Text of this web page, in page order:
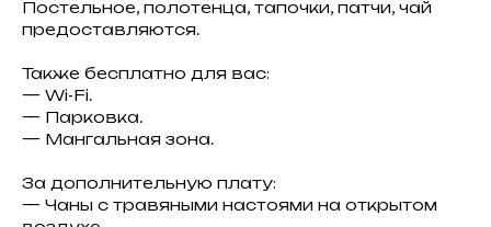
Постельное, полотенца, тапочки, патчи, чай
предоставляются.
Также бесплатно для вас:
— Wi-Fi.
— Парковка.
— Мангальная зона.
За дополнительную плату:
— Чаны с травяными настоями на открытом